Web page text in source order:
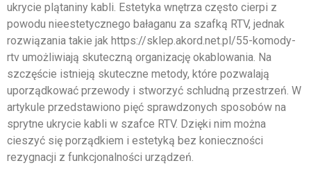
ukrycie plątaniny kabli. Estetyka wnętrza często cierpi z
powodu nieestetycznego bałaganu za szafką RTV, jednak
rozwiązania takie jak https://sklep.akord.net.pl/55-komody-
rtv umożliwiają skuteczną organizację okablowania. Na
szczęście istnieją skuteczne metody, które pozwalają
uporządkować przewody i stworzyć schludną przestrzeń. W
artykule przedstawiono pięć sprawdzonych sposobów na
sprytne ukrycie kabli w szafce RTV. Dzięki nim można
cieszyć się porządkiem i estetyką bez konieczności
rezygnacji z funkcjonalności urządzeń.